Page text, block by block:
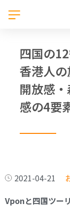
四国の
香港人の
開放感
感の4要
2021-04-21
Vponと四国ツー